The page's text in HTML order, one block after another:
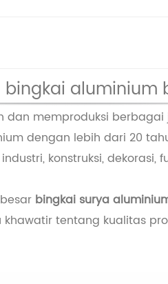
aluminium
memproduksi
dengan lebih dari 20
konstruksi, dekorasi,
bingkai surya
tentang kualitas